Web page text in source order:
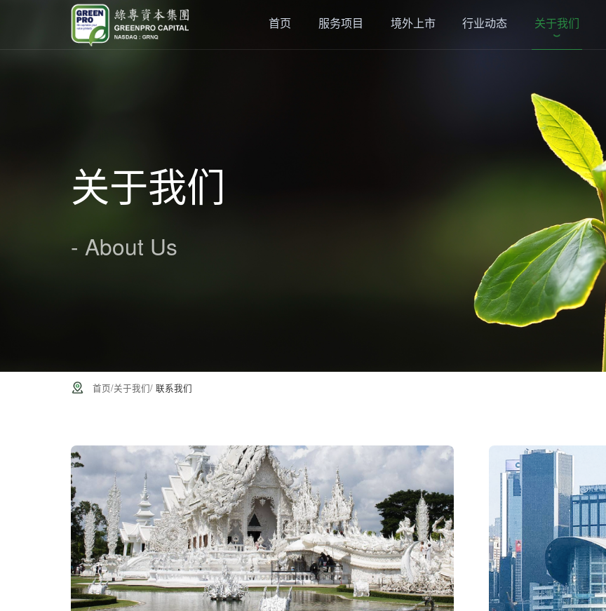
首页 服务项目 境外上市 行业动态 关于我们
关于我们
- About Us
首页/关于我们/联系我们